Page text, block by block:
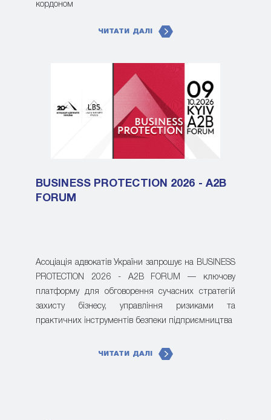
кордоном
ЧИТАТИ ДАЛІ
BUSINESS PROTECTION 2026 - A2B
FORUM
Асоціація адвокатів України запрошує на BUSINESS
PROTECTION 2026 - A2B FORUM — ключову
платформу для обговорення сучасних стратегій
захисту бізнесу, управління ризиками та
практичних інструментів безпеки підприємництва
ЧИТАТИ ДАЛІ